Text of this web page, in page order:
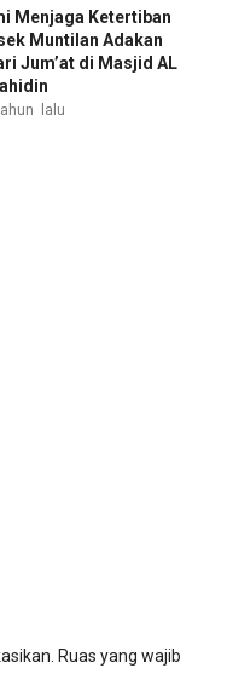
Menjaga Ketertiban
Muntilan Adakan
Jum’at di Masjid AL
lalu
Ruas yang wajib